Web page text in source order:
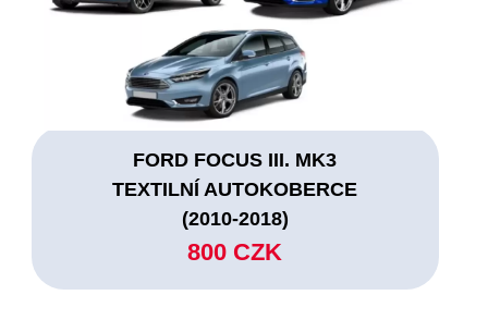
FORD FOCUS III. MK3
TEXTILNÍ AUTOKOBERCE
(2010-2018)
800 CZK